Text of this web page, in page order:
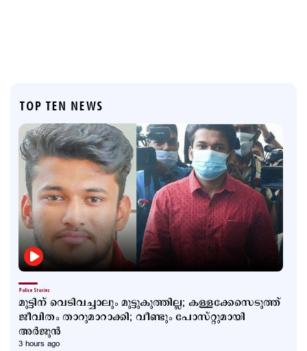
TOP TEN NEWS
Police Stories
മുട്ടിന് വെടിവച്ചാലും മുട്ടുകുത്തില്ല; കള്ളക്കേസെടുത്ത്
ജീവിതം താറുമാറാക്കി; വീണ്ടും പോസ്റ്റുമായി
അര്‍ജുന്‍
3 hours ago